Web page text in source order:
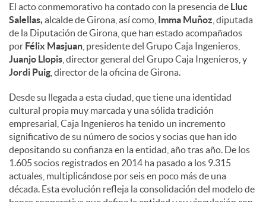
El acto conmemorativo ha contado con la presencia de Lluc
Salellas, alcalde de Girona, así como, Imma Muñoz , diputada
de la Diputación de Girona, que han estado acompañados
por Félix Masjuan , presidente del Grupo Caja Ingenieros,
Juanjo Llopis , director general del Grupo Caja Ingenieros, y
Jordi Puig , director de la oficina de Girona.
Desde su llegada a esta ciudad, que tiene una identidad
cultural propia muy marcada y una sólida tradición
empresarial, Caja Ingenieros ha tenido un incremento
significativo de su número de socios y socias que han ido
depositando su confianza en la entidad, año tras año. De los
1.605 socios registrados en 2014 ha pasado a los 9.315
actuales, multiplicándose por seis en poco más de una
década. Esta evolución refleja la consolidación del modelo de